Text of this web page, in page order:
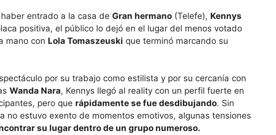
entrado a la casa de Gran hermano (Telefe), Kennys
positiva, el público lo dejó en el lugar del menos votado
mano con Lola Tomaszeuski que terminó marcando su
por su trabajo como estilista y por su cercanía con
Wanda Nara, Kennys llegó al reality con un perfil fuerte en
pero que rápidamente se fue desdibujando. Sin
no estuvo exento de momentos emotivos, algunas tensiones
su lugar dentro de un grupo numeroso.